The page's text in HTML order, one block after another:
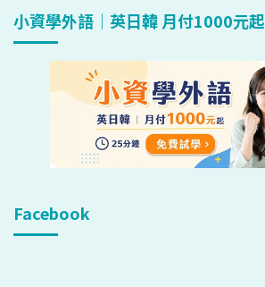
小資學外語｜英日韓 月付1000元起
Facebook